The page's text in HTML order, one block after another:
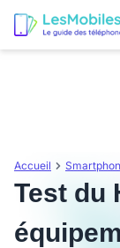
Accueil
Test du